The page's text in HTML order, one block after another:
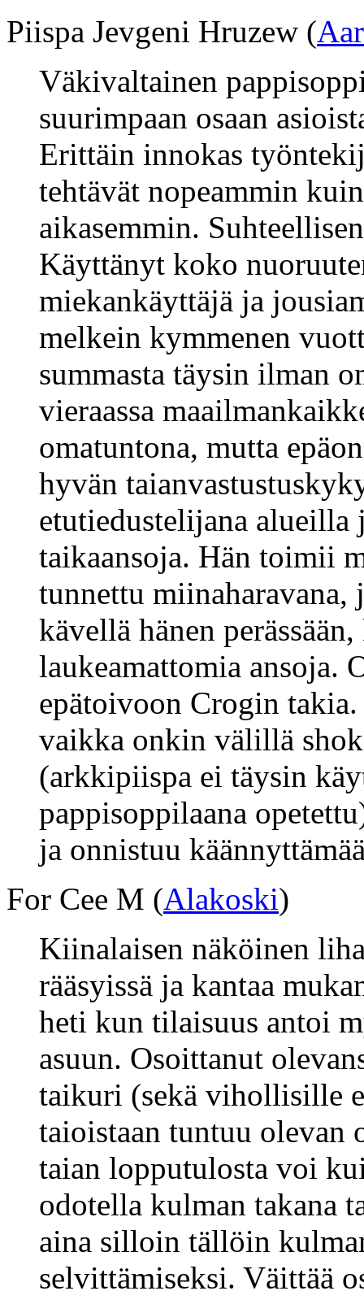
Piispa Jevgeni Hruzew (
Väkivaltainen
suurimpaan osaan
Erittäin innokas
tehtävät nopeammin
aikasemmin.
Käyttänyt koko
miekankäyttäjä ja
melkein kymmenen
summasta täysin ilman
vieraassa
omatuntona, mutta
hyvän
etutiedustelijana alueilla
taikaansoja. Hän toimii
tunnettu
kävellä hänen
laukeamattomia ansoja.
epätoivoon Crogin
vaikka onkin välillä
(arkkipiispa ei täysin
pappisoppilaana
ja onnistuu
For Cee M (Alakoski)
Kiinalaisen näköinen
rääsyissä ja kantaa
heti kun tilaisuus antoi
asuun. Osoittanut
taikuri (sekä vihollisille
taioistaan tuntuu olevan
taian lopputulosta voi
odotella kulman takana
aina silloin tällöin
selvittämiseksi. Väittää